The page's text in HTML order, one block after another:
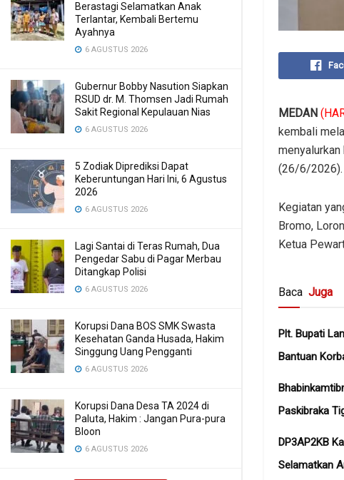
Berastagi Selamatkan Anak
Terlantar, Kembali Bertemu
Ayahnya
6 AGUSTUS 2026
Gubernur Bobby Nasution Siapkan
RSUD dr. M. Thomsen Jadi Rumah
Sakit Regional Kepulauan Nias
6 AGUSTUS 2026
5 Zodiak Diprediksi Dapat
Keberuntungan Hari Ini, 6 Agustus
2026
6 AGUSTUS 2026
Lagi Santai di Teras Rumah, Dua
Pengedar Sabu di Pagar Merbau
Ditangkap Polisi
6 AGUSTUS 2026
Korupsi Dana BOS SMK Swasta
Kesehatan Ganda Husada, Hakim
Singgung Uang Pengganti
6 AGUSTUS 2026
Korupsi Dana Desa TA 2024 di
Paluta, Hakim : Jangan Pura-pura
Bloon
6 AGUSTUS 2026
MEDAN
kembali
(26/6/2026).
Kegiatan
Bromo,
Ketua
Baca Juga
Plt. Bupati
Bantuan
Paskibraka
DP3AP2KB
Selamatkan